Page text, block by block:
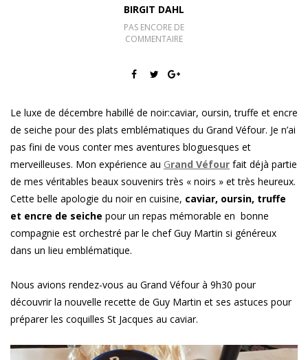
BIRGIT DAHL
PAS ENCORE DE
COMMENTAIRE
Le luxe de décembre habillé de noir:caviar, oursin, truffe et encre
de seiche pour des plats emblématiques du Grand Véfour. Je n’ai
pas fini de vous conter mes aventures bloguesques et
merveilleuses. Mon expérience au Grand Véfour fait déjà partie
de mes véritables beaux souvenirs très « noirs » et très heureux.
Cette belle apologie du noir en cuisine, caviar, oursin, truffe
et encre de seiche pour un repas mémorable en bonne
compagnie est orchestré par le chef Guy Martin si généreux
dans un lieu emblématique.
Nous avions rendez-vous au Grand Véfour à 9h30 pour
découvrir la nouvelle recette de Guy Martin et ses astuces pour
préparer les coquilles St Jacques au caviar.